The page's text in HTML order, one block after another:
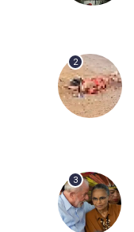
2
3